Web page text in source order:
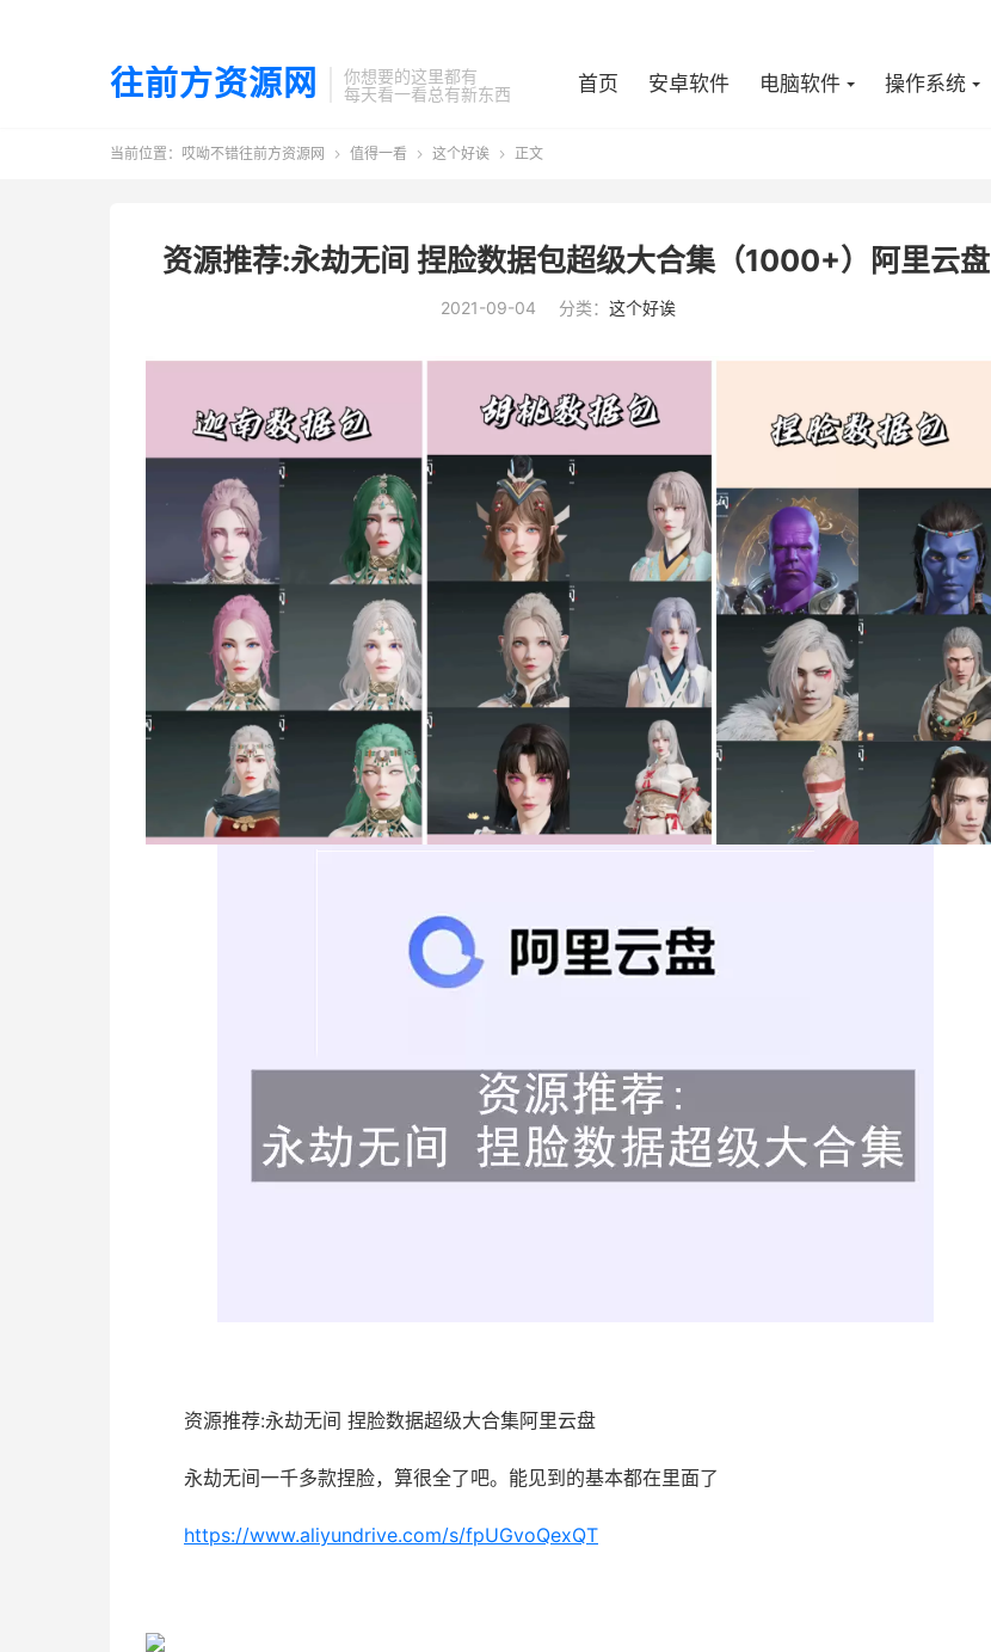
往前方资源网
你想要的这里都有
每天看一看总有新东西
首页 安卓软件 电脑软件 操作系统
当前位置： 哎呦不错往前方资源网  值得一看  这个好诶  正文
资源推荐:永劫无间 捏脸数据包超级大合集（1000+）阿里云盘
2021-09-04 分类： 这个好诶
资源推荐:永劫无间 捏脸数据超级大合集阿里云盘
永劫无间一千多款捏脸，算很全了吧。能见到的基本都在里面了
https://www.aliyundrive.com/s/fpUGvoQexQT